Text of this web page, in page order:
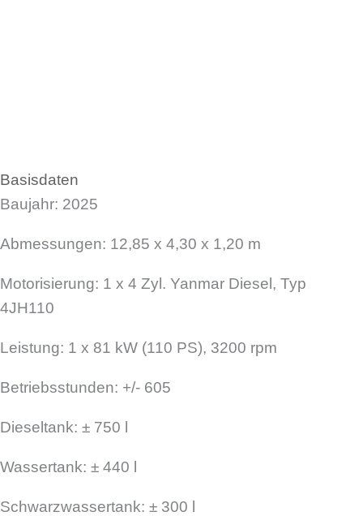
Basisdaten
Baujahr: 2025
Abmessungen: 12,85 x 4,30 x 1,20 m
Motorisierung: 1 x 4 Zyl. Yanmar Diesel, Typ
4JH110
Leistung: 1 x 81 kW (110 PS), 3200 rpm
Betriebsstunden: +/- 605
Dieseltank: ± 750 l
Wassertank: ± 440 l
Schwarzwassertank: ± 300 l